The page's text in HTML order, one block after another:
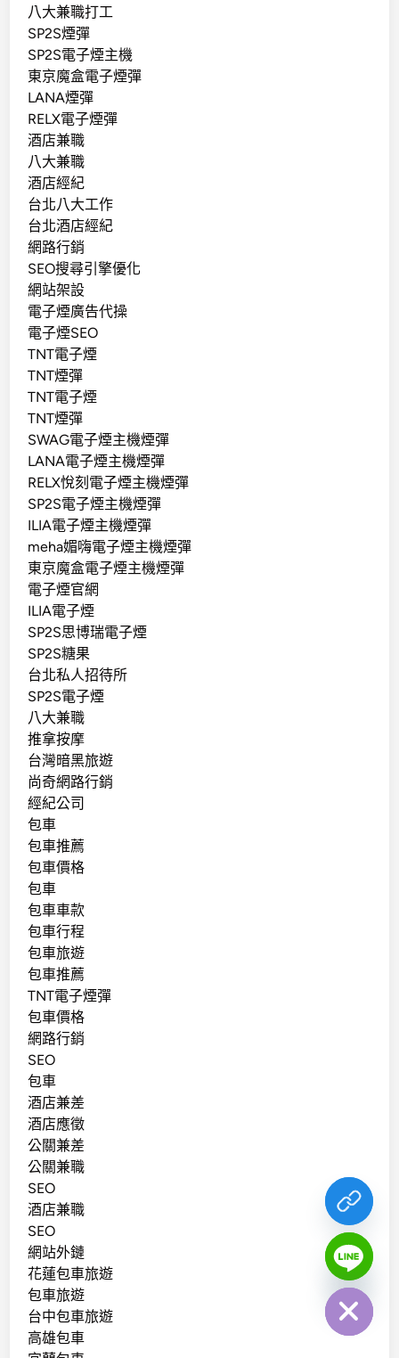
八大兼職打工
SP2S煙彈
SP2S電子煙主機
東京魔盒電子煙彈
LANA煙彈
RELX電子煙彈
酒店兼職
八大兼職
酒店經紀
台北八大工作
台北酒店經紀
網路行銷
SEO搜尋引擎優化
網站架設
電子煙廣告代操
電子煙SEO
TNT電子煙
TNT煙彈
TNT電子煙
TNT煙彈
SWAG電子煙主機煙彈
LANA電子煙主機煙彈
RELX悅刻電子煙主機煙彈
SP2S電子煙主機煙彈
ILIA電子煙主機煙彈
meha媚嗨電子煙主機煙彈
東京魔盒電子煙主機煙彈
電子煙官網
ILIA電子煙
SP2S思博瑞電子煙
SP2S糖果
台北私人招待所
SP2S電子煙
八大兼職
推拿按摩
台灣暗黑旅遊
尚奇網路行銷
經紀公司
包車
包車推薦
包車價格
包車
包車車款
包車行程
包車旅遊
包車推薦
TNT電子煙彈
包車價格
網路行銷
SEO
包車
酒店兼差
酒店應徵
公關兼差
公關兼職
SEO
酒店兼職
SEO
網站外鏈
花蓮包車旅遊
包車旅遊
台中包車旅遊
高雄包車
Hide
chaty